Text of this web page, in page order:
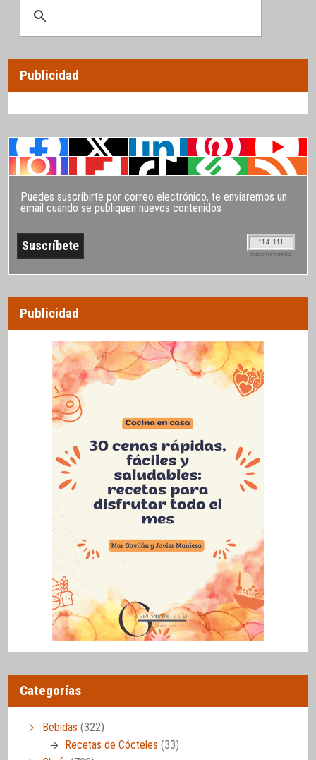
Publicidad
Puedes suscribirte por correo electrónico, te enviaremos un
email cuando se publiquen nuevos contenidos
114.111
SUSCRIPTORES
Publicidad
Categorías
Bebidas (322)
Recetas de Cócteles (33)